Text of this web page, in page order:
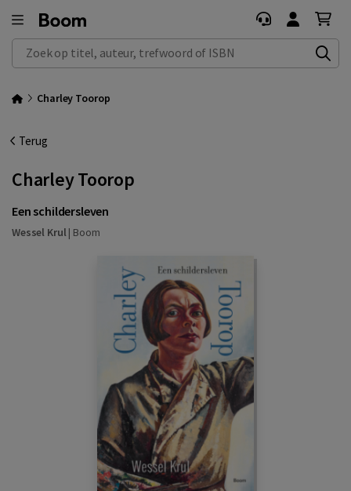
Zoek op titel, auteur, trefwoord of ISBN
Charley Toorop
Terug
Charley Toorop
Een schildersleven
Wessel Krul| Boom